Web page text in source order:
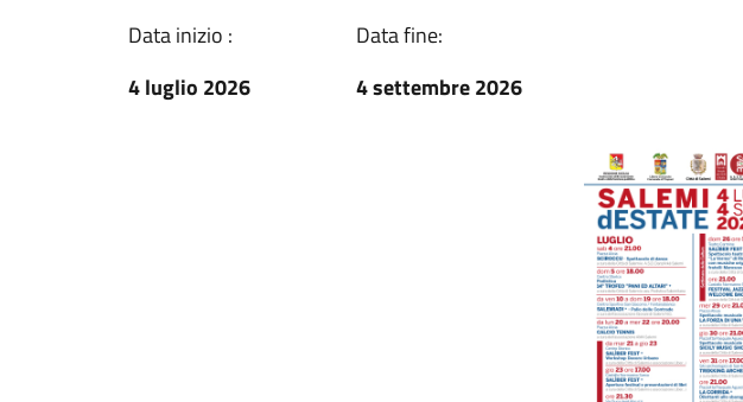
Data inizio :
4 luglio 2026
Data fine:
4 settembre 2026